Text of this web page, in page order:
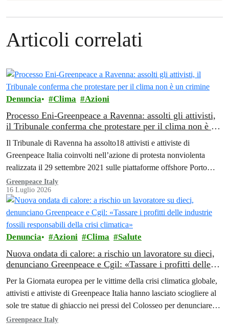
Articoli correlati
Denuncia Clima Azioni
Processo Eni-Greenpeace a Ravenna: assolti gli attivisti,
il Tribunale conferma che protestare per il clima non è un
Il Tribunale di Ravenna ha assolto18 attivisti e attiviste di
Greenpeace Italia coinvolti nell’azione di protesta nonviolenta
realizzata il 29 settembre 2021 sulle piattaforme offshore Porto
Corsini di Eni, al largo di Ravenna.
Greenpeace Italy
16 Luglio 2026
Denuncia Azioni Clima Salute
Nuova ondata di calore: a rischio un lavoratore su dieci,
denunciano Greenpeace e Cgil: «Tassare i profitti delle
Per la Giornata europea per le vittime della crisi climatica globale,
attivisti e attiviste di Greenpeace Italia hanno lasciato sciogliere al
sole tre statue di ghiaccio nei pressi del Colosseo per denunciare
l’impatto del riscaldamento globale sui lavoratori e sulle lavoratrici.
Greenpeace Italy